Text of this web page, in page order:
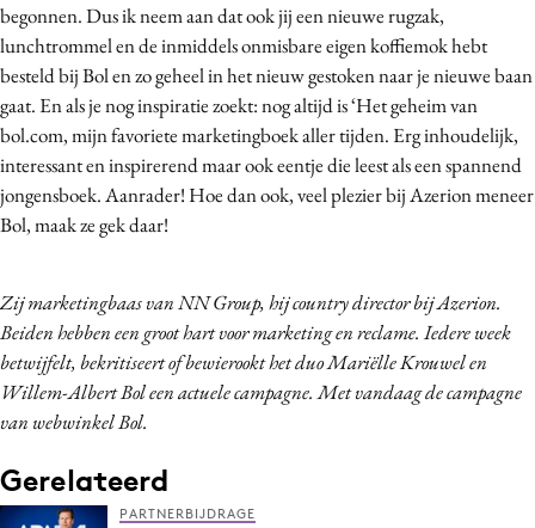
begonnen. Dus ik neem aan dat ook jij een nieuwe rugzak,
lunchtrommel en de inmiddels onmisbare eigen koffiemok hebt
besteld bij Bol en zo geheel in het nieuw gestoken naar je nieuwe baan
gaat. En als je nog inspiratie zoekt: nog altijd is ‘Het geheim van
bol.com, mijn favoriete marketingboek aller tijden. Erg inhoudelijk,
interessant en inspirerend maar ook eentje die leest als een spannend
jongensboek. Aanrader! Hoe dan ook, veel plezier bij Azerion meneer
Bol, maak ze gek daar!
Zij marketingbaas van NN Group, hij country director bij Azerion.
Beiden hebben een groot hart voor marketing en reclame. Iedere week
betwijfelt, bekritiseert of bewierookt het duo Mariëlle Krouwel en
Willem-Albert Bol een actuele campagne. Met vandaag de campagne
van webwinkel Bol.
Gerelateerd
PARTNERBIJDRAGE